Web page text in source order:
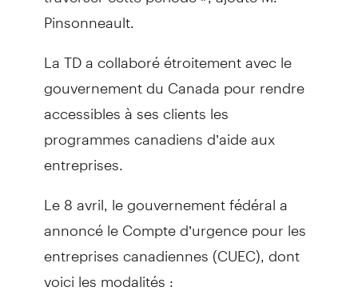
Pinsonneault.
La TD a collaboré étroitement avec le
gouvernement du Canada pour rendre
accessibles à ses clients les
programmes canadiens d’aide aux
entreprises.
Le 8 avril, le gouvernement fédéral a
annoncé le Compte d’urgence pour les
entreprises canadiennes (CUEC), dont
voici les modalités :